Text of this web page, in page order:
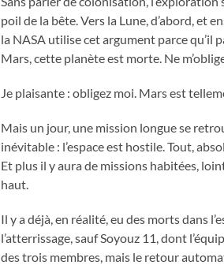
poil de la bête. Vers la Lune, d’abord, et
la NASA utilise cet argument parce qu’il
Mars, cette planète est morte. Ne
Je plaisante : obligez moi. Mars est
Mais un jour, une mission longue se
inévitable : l’espace est hostile. Tout,
Et plus il y aura de missions habitées,
haut.
Il y a déjà, en réalité, eu des morts dans
l’atterrissage, sauf Soyouz 11, dont
des trois membres, mais le retour